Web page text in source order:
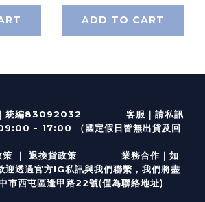
ADD TO CART
司｜統編83092032 客服 ｜ 請私訊
- 17:00 （國定假日皆無出貨及回
）
策 ｜ 退換貨政策 業務合作｜如
迎透過官方IG私訊與我們聯繫，我們將盡
市西屯區逢甲路22號(僅為聯絡地址)